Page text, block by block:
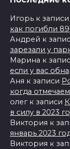
Игорь к записи
как погибли
Андрей к
зарезали у
Марина к
если у вас
Аня к записи
когда отмечаем
олегк записи
в силу в 2023
Виктория к
январь 2023
Виктория к